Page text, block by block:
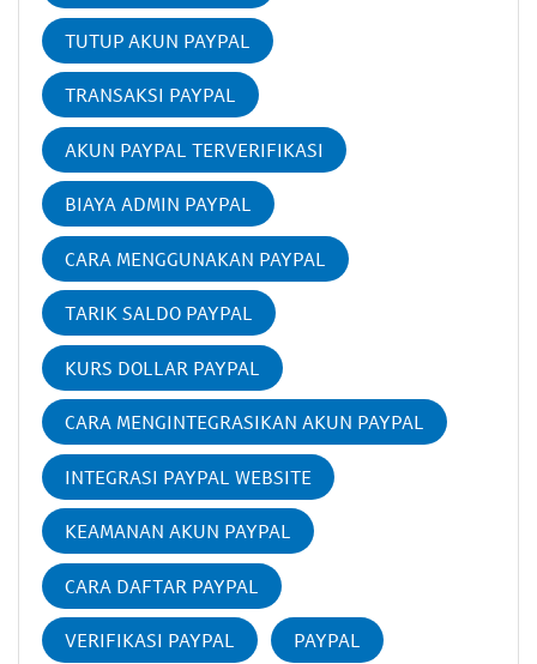
TUTUP AKUN PAYPAL
TRANSAKSI PAYPAL
AKUN PAYPAL TERVERIFIKASI
BIAYA ADMIN PAYPAL
CARA MENGGUNAKAN PAYPAL
TARIK SALDO PAYPAL
KURS DOLLAR PAYPAL
CARA MENGINTEGRASIKAN AKUN PAYPAL
INTEGRASI PAYPAL WEBSITE
KEAMANAN AKUN PAYPAL
CARA DAFTAR PAYPAL
VERIFIKASI PAYPAL PAYPAL